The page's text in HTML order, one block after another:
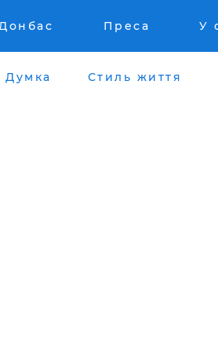
Преса У
Думка Стиль життя